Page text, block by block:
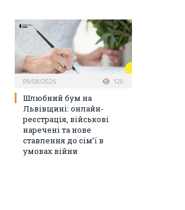
09/08/2026 120
Шлюбний бум на
Львівщині: онлайн-
реєстрація, військові
наречені та нове
ставлення до сім’ї в
умовах війни